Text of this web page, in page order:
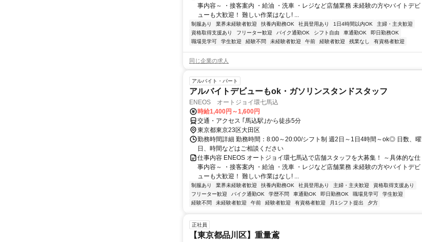
事内容～ ・接客案内 ・給油 ・洗車 ・レジなど店舗業務 未経験の方やバイトデビ
ューも大歓迎！ 難しい作業はなし! ...
制服あり 業界未経験者歓迎 扶養内勤務OK 社員登用あり 1日4時間以内OK
主婦・主夫歓迎
資格取得支援あり
フリーター歓迎 バイク通勤OK シフト自由 車通勤OK
即日勤務OK
職場見学可
学生歓迎 経験不問 未経験者歓迎 午前 経験者歓迎 残業なし 有資格者歓迎
同じ企業の求人
アルバイト・パート
アルバイトデビューもok・ガソリンスタンドスタッフ
ENEOS オートジョイ環七馬込
時給1,400円～1,600円
交通・アクセス ｢馬込駅｣から徒歩5分
東京都東京23区大田区
勤務時間詳細 勤務時間：8:00～20:00/シフト制 週2日～1日4時間～ok◎ 日数、曜
日、時間などはご相談ください
仕事内容 ENEOS オートジョイ環七馬込で店舗スタッフを大募集！ ～具体的な仕
事内容～ ・接客案内 ・給油 ・洗車 ・レジなど店舗業務 未経験の方やバイトデビ
ューも大歓迎！ 難しい作業はなし! ...
制服あり 業界未経験者歓迎 扶養内勤務OK 社員登用あり 主婦・主夫歓迎
資格取得支援あり
フリーター歓迎
バイク通勤OK 学歴不問 車通勤OK 即日勤務OK 職場見学可
学生歓迎
経験不問
未経験者歓迎 午前 経験者歓迎 有資格者歓迎 月1シフト提出 夕方
正社員
【東京都品川区】重量鳶